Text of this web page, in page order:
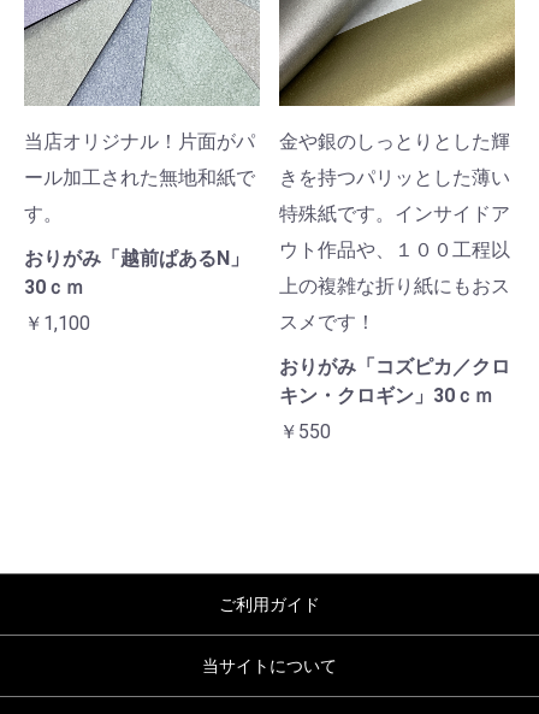
当店オリジナル！片面がパ
ール加工された無地和紙で
す。
おりがみ「越前ぱあるN」
30ｃｍ
￥1,100
金や銀のしっとりとした輝
きを持つパリッとした薄い
特殊紙です。インサイドア
ウト作品や、１００工程以
上の複雑な折り紙にもおス
スメです！
おりがみ「コズピカ／クロ
キン・クロギン」30ｃｍ
￥550
ご利用ガイド
当サイトについて